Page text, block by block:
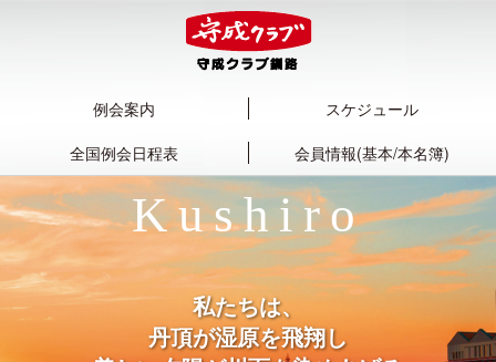
例会案内
スケジュール
全国例会日程表
会員情報(基本/本名簿)
私たちは、
丹頂が湿原を飛翔し
Kushiro